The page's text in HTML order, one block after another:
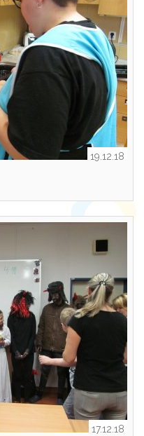
19.12.18
17.12.18